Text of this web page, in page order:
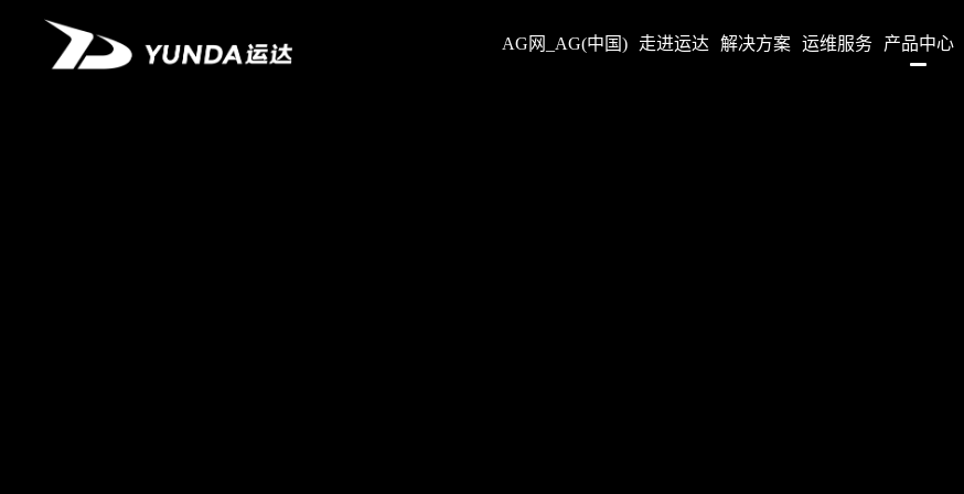
AG网_AG(中国) 走进运达 解决方案 运维服务 产品中心